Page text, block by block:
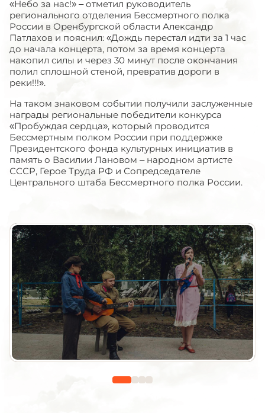
«Небо за нас!» – отметил руководитель
регионального отделения Бессмертного полка
России в Оренбургской области Александр
Патлахов и пояснил: «Дождь перестал идти за 1 час
до начала концерта, потом за время концерта
накопил силы и через 30 минут после окончания
полил сплошной стеной, превратив дороги в
реки!!!».
На таком знаковом событии получили заслуженные
награды региональные победители конкурса
«Пробуждая сердца», который проводится
Бессмертным полком России при поддержке
Президентского фонда культурных инициатив в
память о Василии Лановом – народном артисте
СССР, Герое Труда РФ и Сопредседателе
Центрального штаба Бессмертного полка России.